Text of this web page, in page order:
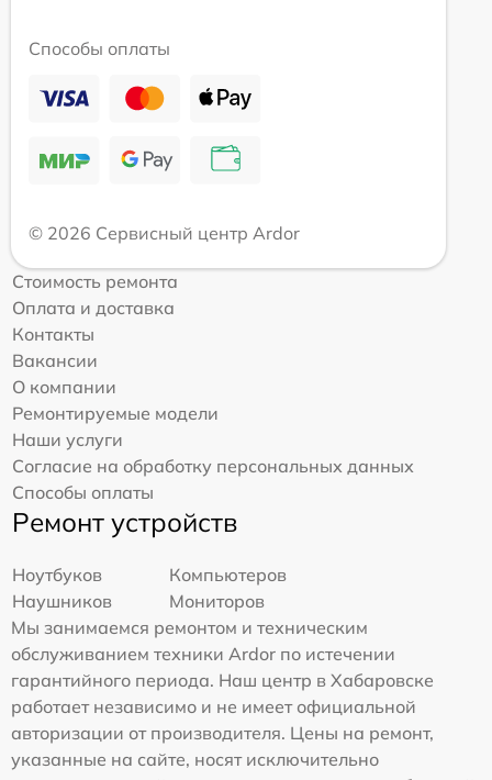
Способы оплаты
© 2026 Сервисный центр Ardor
Стоимость ремонта
Оплата и доставка
Контакты
Вакансии
О компании
Ремонтируемые модели
Наши услуги
Согласие на обработку персональных данных
Способы оплаты
Ремонт устройств
Ноутбуков
Компьютеров
Наушников
Мониторов
Мы занимаемся ремонтом и техническим
обслуживанием техники Ardor по истечении
гарантийного периода. Наш центр в Хабаровске
работает независимо и не имеет официальной
авторизации от производителя. Цены на ремонт,
указанные на сайте, носят исключительно